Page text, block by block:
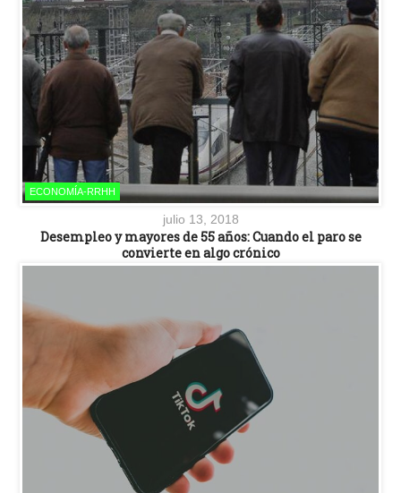
ECONOMÍA-RRHH
julio 13, 2018
Desempleo y mayores de 55 años: Cuando el paro se
convierte en algo crónico